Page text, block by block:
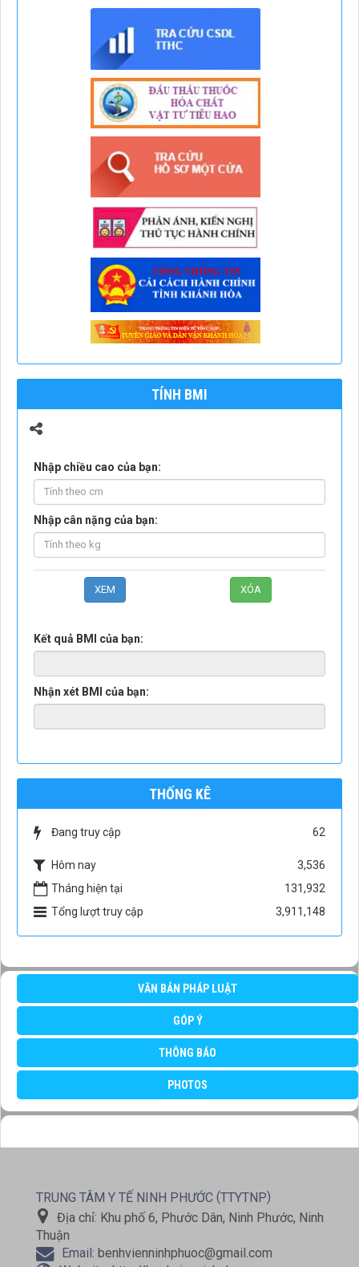
TÍNH BMI
Nhập chiều cao của bạn:
Nhập cân nặng của bạn:
Kết quả BMI của bạn:
Nhận xét BMI của bạn:
THỐNG KÊ
Đang truy cập 62
Hôm nay
3,536
Tháng hiện tại
131,932
Tổng lượt truy cập
3,911,148
VĂN BẢN PHÁP LUẬT
GÓP Ý
THÔNG BÁO
PHOTOS
TRUNG TÂM Y TẾ NINH PHƯỚC (TTYTNP)
Địa chỉ: Khu phố 6, Phước Dân, Ninh Phước, Ninh
Thuận
Email: benhvienninhphuoc@gmail.com